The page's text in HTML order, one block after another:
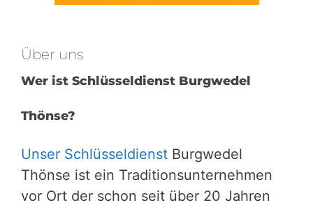
Über uns
Wer ist Schlüsseldienst Burgwedel
Thönse?
Unser Schlüsseldienst Burgwedel
Thönse ist ein Traditionsunternehmen
vor Ort der schon seit über 20 Jahren